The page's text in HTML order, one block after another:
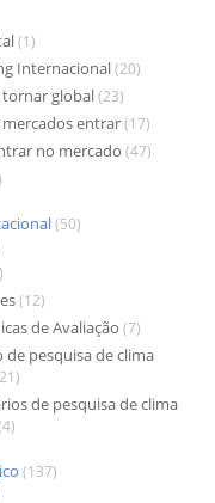
(1)
Internacional(20)
tornar global(23)
entrar(17)
no mercado (47)
(50)
(12)
de Avaliação (7)
pesquisa de clima
de pesquisa de clima
(137)